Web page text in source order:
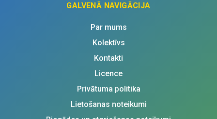
GALVENĀ NAVIGĀCIJA
Par mums
Kolektīvs
Kontakti
Licence
Privātuma politika
Lietošanas noteikumi